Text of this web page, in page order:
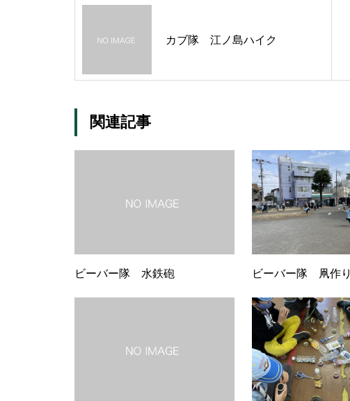
カブ隊 江ノ島ハイク
関連記事
ビーバー隊 水鉄砲 ビーバー隊 凧作り